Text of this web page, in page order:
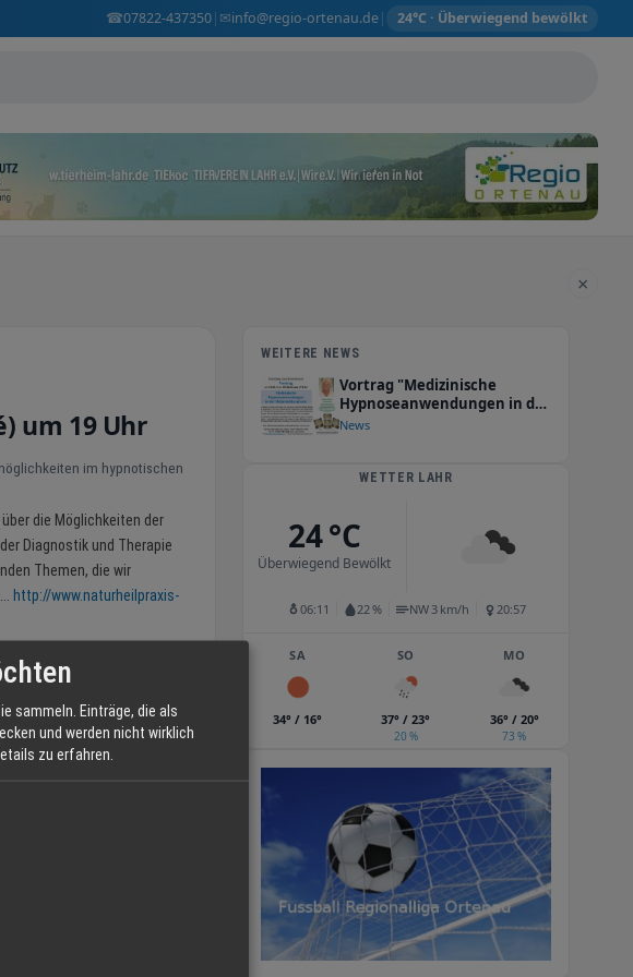
☎07822-437350| ✉info@regio-ortenau.de| 24°C · Überwiegend bewölkt
×
um 19 Uhr
im hypnotischen
die Möglichkeiten der
Diagnostik und Therapie
Themen, die wir
http://www.naturheilpraxis-
WEITERE NEWS
Vortrag "Medizinische
Hypnoseanwendungen in der
Heilpraktikerpraxis" am
Uhr
News
WETTER LAHR
24 °C
Überwiegend Bewölkt
06:11 22 % NW 3 km/h 20:57
SA
34° / 16°
SO
37° / 23°
20 %
MO
36° / 20°
73 %
sammeln. Einträge, die als
und werden nicht wirklich
zu erfahren.